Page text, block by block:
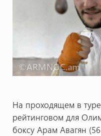
На проходящем в
рейтинговом для
боксу Арам Авагян